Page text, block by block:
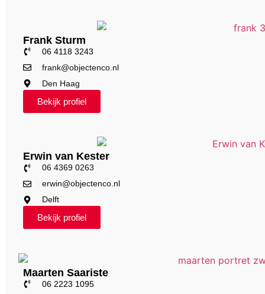
Frank Sturm
06 4118 3243
frank@objectenco.nl
Den Haag
Bekijk profiel
Erwin van Kester
06 4369 0263
erwin@objectenco.nl
Delft
Bekijk profiel
Maarten Saariste
06 2223 1095